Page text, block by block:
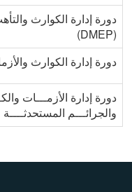
دورة إدارة الكوارث
(DMEP)
دورة إدارة الكوارث
دورة إدارة الأزمـــات
والجرائـــم المستحدثــــة